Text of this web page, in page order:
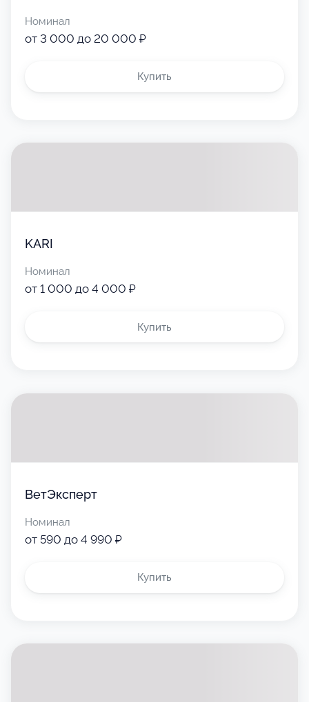
Номинал
от 3 000 до 20 000 ₽
Купить
KARI
Номинал
от 1 000 до 4 000 ₽
Купить
ВетЭксперт
Номинал
от 590 до 4 990 ₽
Купить